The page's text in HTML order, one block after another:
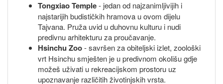
Tongxiao Temple- jedan od najzanimljivijih i
najstarijih budističkih hramova u ovom dijelu
Tajvana. Pruža uvid u duhovnu kulturu i nudi
predivnu arhitekturu za proučavanje.
Hsinchu Zoo- savršen za obiteljski izlet, zoološki
vrt Hsinchu smješten je u predivnom okolišu gdje
možeš uživati u rekreacijskom prostoru uz
upoznavanje različitih životinjskih vrsta.